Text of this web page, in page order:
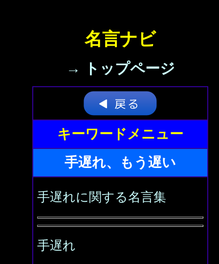
名言ナビ
→ トップページ
キーワードメニュー
手遅れ、もう遅い
手遅れに関する名言集
手遅れ